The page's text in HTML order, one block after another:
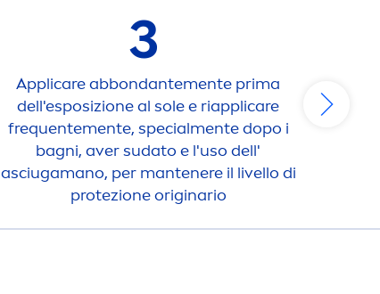
3
Applicareabbondantemente prima
dell'esposizione al sole e riapplicare
frequentemente, specialmente dopo i
bagni, aver sudato e l'uso dell'
asciugamano, per mantenere il livello di
protezione originario